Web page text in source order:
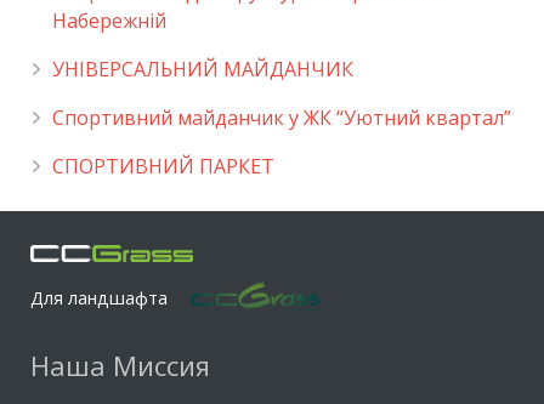
Набережній
УНІВЕРСАЛЬНИЙ МАЙДАНЧИК
Cпортивний майданчик у ЖК “Уютний квартал”
СПОРТИВНИЙ ПАРКЕТ
Для ландшафта
Наша Миссия